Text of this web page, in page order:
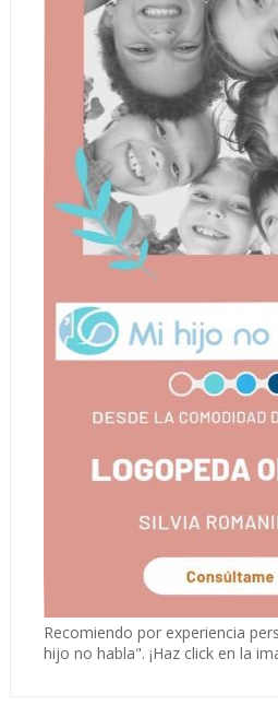
Recomiendo por experiencia
hijo no habla". ¡Haz click en la